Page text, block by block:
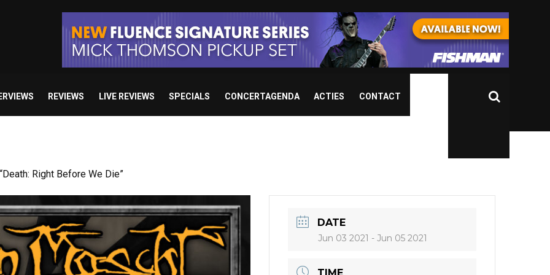
REVIEWS LIVE REVIEWS SPECIALS CONCERTAGENDA ACTIES CONTACT
studio album set for release in 2027
DATE
Jun 03 2021 - Jun 05 2021